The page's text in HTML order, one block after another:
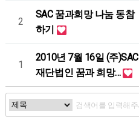
2
SAC 꿈과희망 나눔 동참
하기
1
2010년 7월 16일 (주)SAC
재단법인 꿈과 희망…